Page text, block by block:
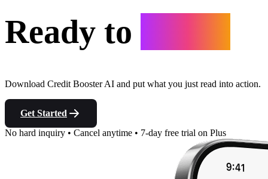
Ready to
Download Credit Booster AI and put what you just read into action.
Get Started
No hard inquiry • Cancel anytime • 7-day free trial on Plus